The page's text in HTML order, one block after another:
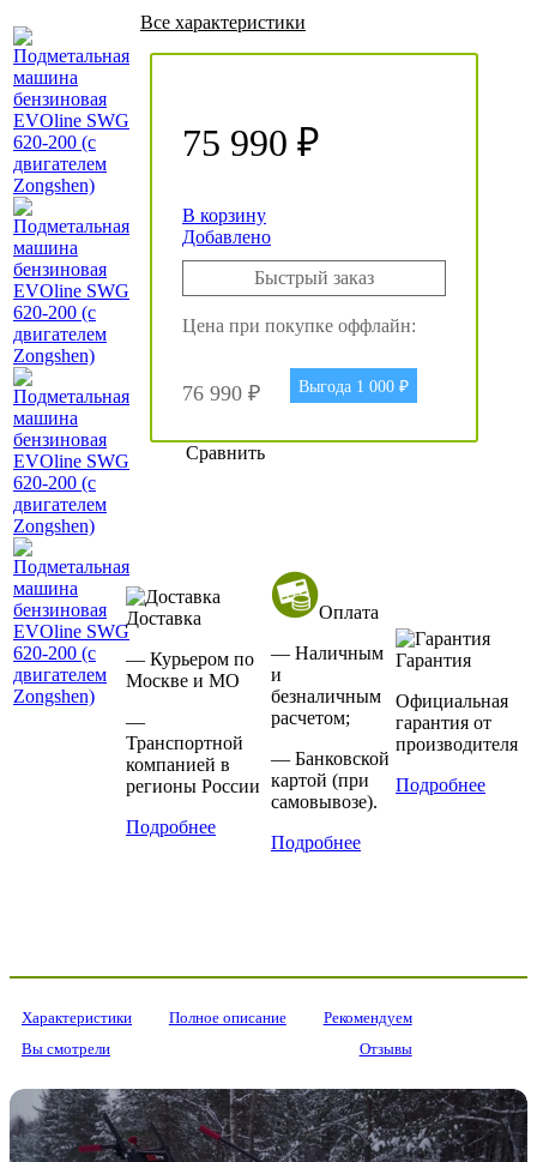
Все характеристики
75 990 ₽
В корзину
Добавлено
Быстрый заказ
Цена при покупке оффлайн:
76 990 ₽ Выгода 1 000 ₽
Сравнить
Доставка
— Курьером по
Москве и МО
—
Транспортной
компанией в
регионы России
Подробнее
Оплата
— Наличным
и
безналичным
расчетом;
— Банковской
картой (при
самовывозе).
Подробнее
Гарантия
Официальная
гарантия от
производителя
Подробнее
Характеристики Полное описание
Рекомендуем
Вы смотрели
Отзывы